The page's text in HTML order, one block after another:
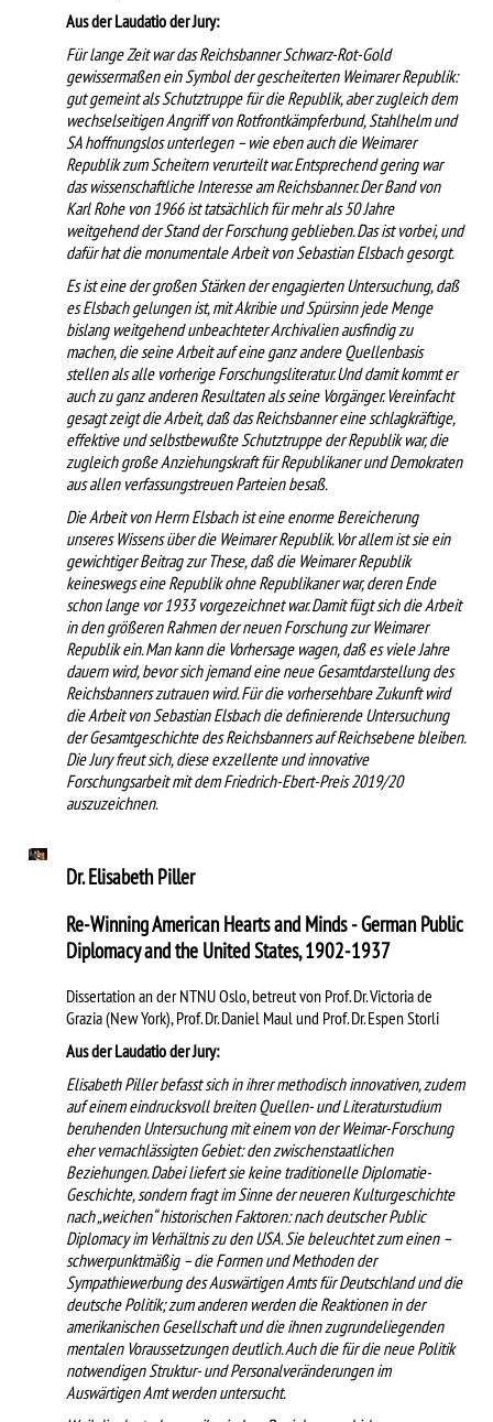
Aus der Laudatio der Jury:
Für lange Zeit war das Reichsbanner Schwarz-Rot-Gold
gewissermaßen ein Symbol der gescheiterten Weimarer Republik:
gut gemeint als Schutztruppe für die Republik, aber zugleich dem
wechselseitigen Angriff von Rotfrontkämpferbund, Stahlhelm und
SA hoffnungslos unterlegen – wie eben auch die Weimarer
Republik zum Scheitern verurteilt war. Entsprechend gering war
das wissenschaftliche Interesse am Reichsbanner. Der Band von
Karl Rohe von 1966 ist tatsächlich für mehr als 50 Jahre
weitgehend der Stand der Forschung geblieben. Das ist vorbei, und
dafür hat die monumentale Arbeit von Sebastian Elsbach gesorgt.
Es ist eine der großen Stärken der engagierten Untersuchung, daß
es Elsbach gelungen ist, mit Akribie und Spürsinn jede Menge
bislang weitgehend unbeachteter Archivalien ausfindig zu
machen, die seine Arbeit auf eine ganz andere Quellenbasis
stellen als alle vorherige Forschungsliteratur. Und damit kommt er
auch zu ganz anderen Resultaten als seine Vorgänger. Vereinfacht
gesagt zeigt die Arbeit, daß das Reichsbanner eine schlagkräftige,
effektive und selbstbewußte Schutztruppe der Republik war, die
zugleich große Anziehungskraft für Republikaner und Demokraten
aus allen verfassungstreuen Parteien besaß.
Die Arbeit von Herrn Elsbach ist eine enorme Bereicherung
unseres Wissens über die Weimarer Republik. Vor allem ist sie ein
gewichtiger Beitrag zur These, daß die Weimarer Republik
keineswegs eine Republik ohne Republikaner war, deren Ende
schon lange vor 1933 vorgezeichnet war. Damit fügt sich die Arbeit
in den größeren Rahmen der neuen Forschung zur Weimarer
Republik ein. Man kann die Vorhersage wagen, daß es viele Jahre
dauern wird, bevor sich jemand eine neue Gesamtdarstellung des
Reichsbanners zutrauen wird. Für die vorhersehbare Zukunft wird
die Arbeit von Sebastian Elsbach die definierende Untersuchung
der Gesamtgeschichte des Reichsbanners auf Reichsebene bleiben.
Die Jury freut sich, diese exzellente und innovative
Forschungsarbeit mit dem Friedrich-Ebert-Preis 2019/20
auszuzeichnen.
Dr. Elisabeth Piller
Re-Winning American Hearts and Minds - German Public
Diplomacy and the United States, 1902-1937
Dissertation an der NTNU Oslo, betreut von Prof. Dr. Victoria de
Grazia (New York), Prof. Dr. Daniel Maul und Prof. Dr. Espen Storli
Aus der Laudatio der Jury:
Elisabeth Piller befasst sich in ihrer methodisch innovativen, zudem
auf einem eindrucksvoll breiten Quellen- und Literaturstudium
beruhenden Untersuchung mit einem von der Weimar-Forschung
eher vernachlässigten Gebiet: den zwischenstaatlichen
Beziehungen. Dabei liefert sie keine traditionelle Diplomatie-
Geschichte, sondern fragt im Sinne der neueren Kulturgeschichte
nach „weichen“ historischen Faktoren: nach deutscher Public
Diplomacy im Verhältnis zu den USA. Sie beleuchtet zum einen –
schwerpunktmäßig – die Formen und Methoden der
Sympathiewerbung des Auswärtigen Amts für Deutschland und die
deutsche Politik; zum anderen werden die Reaktionen in der
amerikanischen Gesellschaft und die ihnen zugrundeliegenden
mentalen Voraussetzungen deutlich. Auch die für die neue Politik
notwendigen Struktur- und Personalveränderungen im
Auswärtigen Amt werden untersucht.